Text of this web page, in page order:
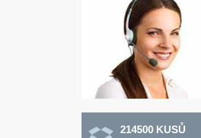
214500 KUSŮ